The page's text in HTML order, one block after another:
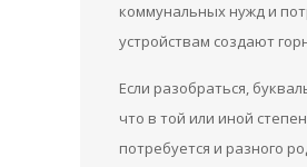
коммунальных нужд и
устройствам создают
Если разобраться,
что в той или иной
потребуется и разного